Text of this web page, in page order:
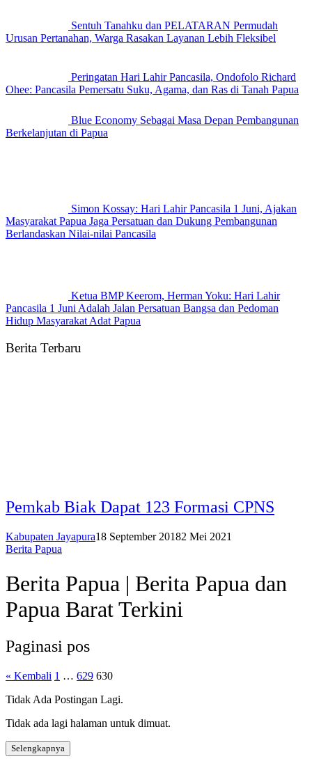
Sentuh Tanahku dan PELATARAN Permudah
Urusan Pertanahan, Warga Rasakan Layanan Lebih Fleksibel
Peringatan Hari Lahir Pancasila, Ondofolo Richard
Ohee: Pancasila Pemersatu Suku, Agama, dan Ras di Tanah Papua
Blue Economy Sebagai Masa Depan Pembangunan
Berkelanjutan di Papua
Simon Kossay: Hari Lahir Pancasila 1 Juni, Ajakan
Masyarakat Papua Jaga Persatuan dan Dukung Pembangunan
Berlandaskan Nilai-nilai Pancasila
Ketua BMP Keerom, Herman Yoku: Hari Lahir
Pancasila 1 Juni Adalah Jalan Persatuan Bangsa dan Pedoman
Hidup Masyarakat Adat Papua
Berita Terbaru
Pemkab Biak Dapat 123 Formasi CPNS
Kabupaten Jayapura18 September 20182 Mei 2021
Berita Papua
Berita Papua | Berita Papua dan
Papua Barat Terkini
Paginasi pos
« Kembali 1 … 629 630
Tidak Ada Postingan Lagi.
Tidak ada lagi halaman untuk dimuat.
Selengkapnya